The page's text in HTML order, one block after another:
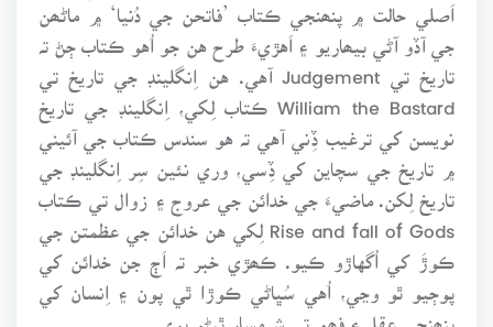
اَصلي حالت ۾ پنھنجي ڪتاب ’فاتحن جي دُنيا‘ ۾ ماڻھن
جي آڏو آڻي بيھاريو ۽ اَهڙيءَ طرح هن جو اُهو ڪتاب ڄڻ تہ
تاريخ تي Judgement آهي. هن اِنگلينڊ جي تاريخ تي
William the Bastard ڪتاب لِکي، اِنگلينڊ جي تاريخ
نويسن کي ترغيب ڏِني آهي تہ هو سندس ڪتاب جي آئيني
۾ تاريخ جي سچاين کي ڏِسي، وري نئين سِر اِنگلينڊ جي
تاريخ لِکن. ماضيءَ جي خدائن جي عروج ۽ زوال تي ڪتاب
Rise and fall of Gods لِکي هن خدائن جي عظمتن جي
ڪوڙَ کي اُگهاڙو ڪيو. ڪھڙي خبر تہ اَڄ جن خدائن کي
پوڄيو ٿو وڃي، اُهي سُڀاڻي ڪوڙا ٿي پون ۽ اِنسان کي
پنھنجي عقل ۽ فھم تي شرمسار ٿيڻو پوي.